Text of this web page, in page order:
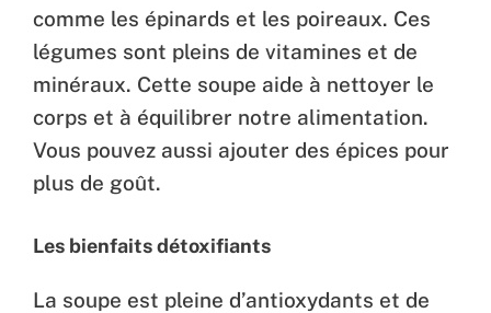
comme les épinards et les poireaux. Ces
légumes sont pleins de vitamines et de
minéraux. Cette soupe aide à nettoyer le
corps et à équilibrer notre alimentation.
Vous pouvez aussi ajouter des épices pour
plus de goût.
Les bienfaits détoxifiants
La soupe est pleine d’antioxydants et de